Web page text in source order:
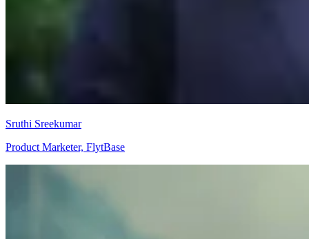
Sruthi Sreekumar
Product Marketer, FlytBase